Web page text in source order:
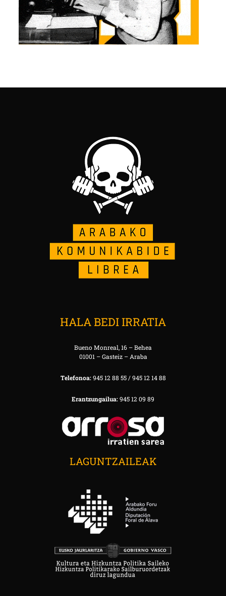
HALA BEDI IRRATIA
Bueno Monreal, 16 – Behea
01001 – Gasteiz – Araba
Telefonoa:945 12 88 55 / 945 12 14 88
Erantzungailua:945 12 09 89
LAGUNTZAILEAK